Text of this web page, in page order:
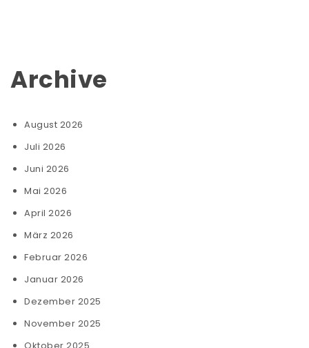
Archive
August 2026
Juli 2026
Juni 2026
Mai 2026
April 2026
März 2026
Februar 2026
Januar 2026
Dezember 2025
November 2025